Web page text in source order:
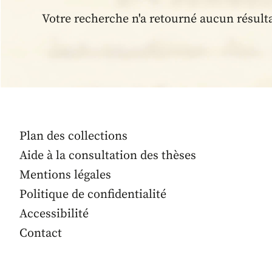
Votre recherche n'a retourné aucun
Plan des collections
Aide à la consultation des thèses
Mentions légales
Politique de confidentialité
Accessibilité
Contact